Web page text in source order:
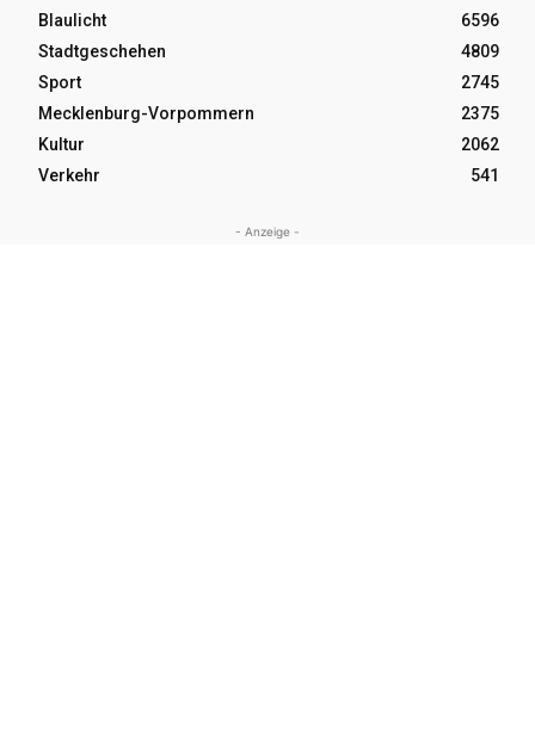
Blaulicht
6596
Stadtgeschehen
4809
Sport
2745
Mecklenburg-Vorpommern
2375
Kultur
2062
Verkehr
541
- Anzeige -